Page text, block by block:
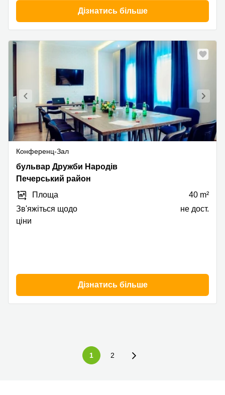
Дізнатись більше
Конференц-Зал
Дружбы
Народов
16,
Печерський
район
бульвар Дружби Народів
Печерський район
Площа
40 m²
Зв'яжіться щодо
ціни
не дост.
Дізнатись більше
1 2